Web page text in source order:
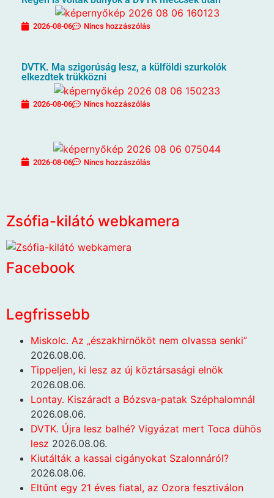
2026-08-06 Nincs hozzászólás
DVTK. Ma szigorúság lesz, a külföldi szurkolók
elkezdtek trükközni
2026-08-06 Nincs hozzászólás
2026-08-06 Nincs hozzászólás
Zsófia-kilátó webkamera
Facebook
Legfrissebb
Miskolc. Az „északhirnököt nem olvassa senki”
2026.08.06.
Tippeljen, ki lesz az új köztársasági elnök
2026.08.06.
Lontay. Kiszáradt a Bózsva-patak Széphalomnál
2026.08.06.
DVTK. Újra lesz balhé? Vigyázat mert Toca dühös
lesz 2026.08.06.
Kiutálták a kassai cigányokat Szalonnáról?
2026.08.06.
Eltűnt egy 21 éves fiatal, az Ozora fesztiválon